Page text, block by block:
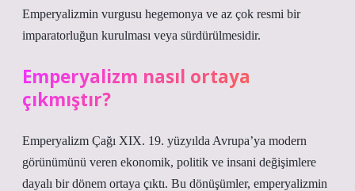
Emperyalizmin vurgusu hegemonya ve az çok resmi bir
imparatorluğun kurulması veya sürdürülmesidir.
Emperyalizm nasıl ortaya
çıkmıştır?
Emperyalizm Çağı XIX. 19. yüzyılda Avrupa’ya modern
görünümünü veren ekonomik, politik ve insani değişimlere
dayalı bir dönem ortaya çıktı. Bu dönüşümler, emperyalizmin